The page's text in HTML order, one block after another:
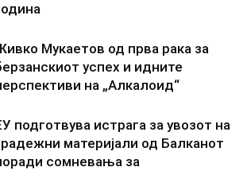
Мукаетов од прва рака за
успех и идните
на „Алкалоид“
подготвува истрага за увозот на
материјали од Балканот
сомневања за